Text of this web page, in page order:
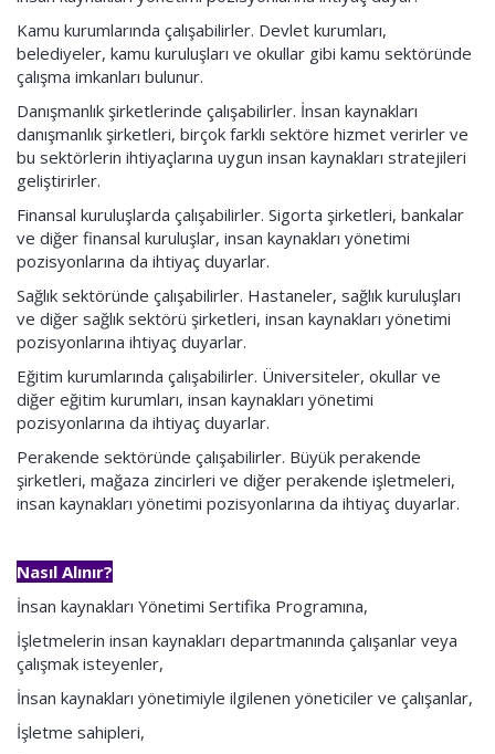
Kamu kurumlarında çalışabilirler. Devlet kurumları,
belediyeler, kamu kuruluşları ve okullar gibi kamu sektöründe
çalışma imkanları bulunur.
Danışmanlık şirketlerinde çalışabilirler. İnsan kaynakları
danışmanlık şirketleri, birçok farklı sektöre hizmet verirler ve
bu sektörlerin ihtiyaçlarına uygun insan kaynakları stratejileri
geliştirirler.
Finansal kuruluşlarda çalışabilirler. Sigorta şirketleri, bankalar
ve diğer finansal kuruluşlar, insan kaynakları yönetimi
pozisyonlarına da ihtiyaç duyarlar.
Sağlık sektöründe çalışabilirler. Hastaneler, sağlık kuruluşları
ve diğer sağlık sektörü şirketleri, insan kaynakları yönetimi
pozisyonlarına ihtiyaç duyarlar.
Eğitim kurumlarında çalışabilirler. Üniversiteler, okullar ve
diğer eğitim kurumları, insan kaynakları yönetimi
pozisyonlarına da ihtiyaç duyarlar.
Perakende sektöründe çalışabilirler. Büyük perakende
şirketleri, mağaza zincirleri ve diğer perakende işletmeleri,
insan kaynakları yönetimi pozisyonlarına da ihtiyaç duyarlar.
Nasıl Alınır?
İnsan kaynakları Yönetimi Sertifika Programına,
İşletmelerin insan kaynakları departmanında çalışanlar veya
çalışmak isteyenler,
İnsan kaynakları yönetimiyle ilgilenen yöneticiler ve çalışanlar,
İşletme sahipleri,